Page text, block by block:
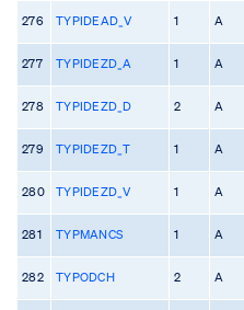
276 TYPIDEAD_V 1 A
277 TYPIDEZD_A 1 A
278 TYPIDEZD_D 2 A
279 TYPIDEZD_T 1 A
280 TYPIDEZD_V 1 A
281 TYPMANCS 1 A
282 TYPODCH 2 A